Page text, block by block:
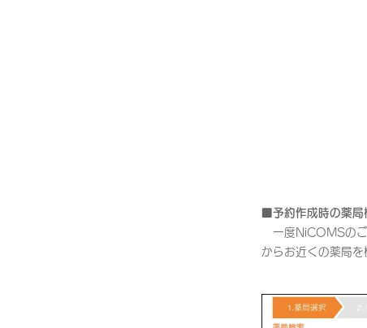
■予約作成時の薬局
一度NiCOMSのご
からお近くの薬局を